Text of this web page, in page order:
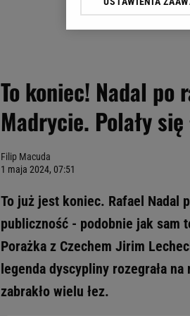
To koniec! Nadal po
Madrycie. Polały się
Filip Macuda
1 maja 2024, 07:51
To już jest koniec. Rafael Nadal
publiczność - podobnie jak sam
Porażka z Czechem Jirim
legenda dyscypliny rozegrała
zabrakło wielu łez.
Klikając „Akceptuję”
Zaufanych Partnerów i
My, nasi Zaufani
Użycie dokładnych
Przechowywanie
badnie odbiorców i